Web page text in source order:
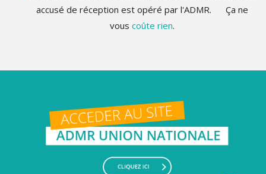
accusé de réception est opéré par l'ADMR. Ça ne
vous coûte rien.